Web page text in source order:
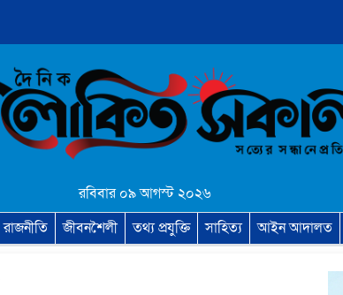
রবিবার ০৯ আগস্ট ২০২৬
রাজনীতি জীবনশৈলী তথ্য প্রযুক্তি সাহিত্য আইন আদালত